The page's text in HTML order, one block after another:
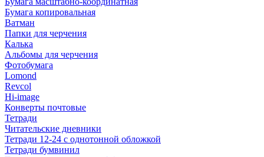
Бумага копировальная
Ватман
Папки для черчения
Калька
Альбомы для черчения
Фотобумага
Lomond
Revcol
Hi-image
Конверты почтовые
Тетради
Читательские дневники
Тетради 12-24 с однотонной обложкой
Тетради бумвинил